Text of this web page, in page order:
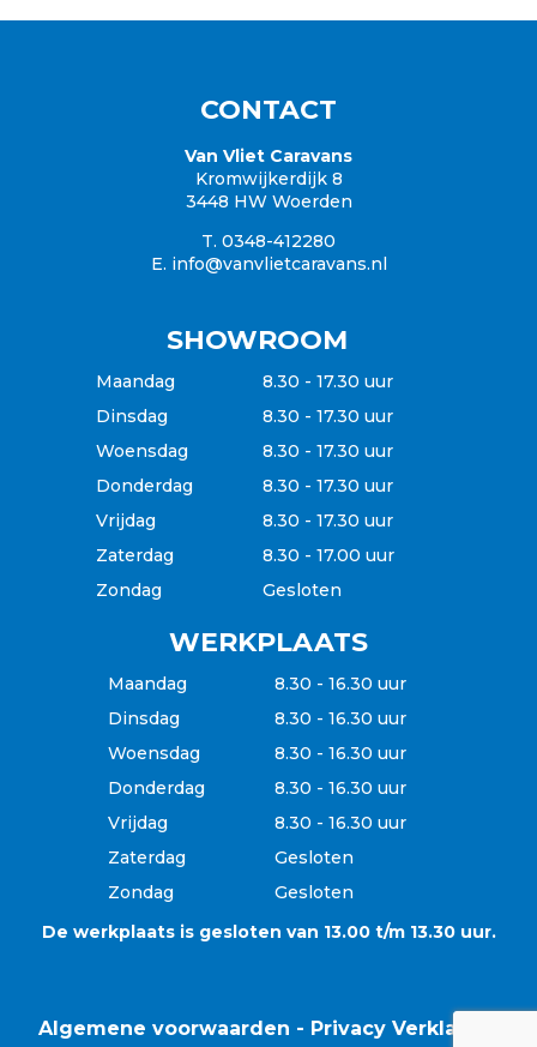
Bovag gaskeuring
Reparaties
Accessoires
Tempo 100
Vochtmeting
Schade reparatie
Afspraak maken
Onderdelen bestellen
CONTACT
Van Vliet Caravans
Kromwijkerdijk 8
3448 HW Woerden
T. 0348-412280
E. info@vanvlietcaravans.nl
SHOWROOM
Maandag
8.30 - 17.30 uur
Dinsdag
8.30 - 17.30 uur
Woensdag
8.30 - 17.30 uur
Donderdag
8.30 - 17.30 uur
Vrijdag
8.30 - 17.30 uur
Zaterdag
8.30 - 17.00 uur
Zondag
Gesloten
WERKPLAATS
Maandag
8.30 - 16.30 uur
Dinsdag
8.30 - 16.30 uur
Woensdag
8.30 - 16.30 uur
Donderdag
8.30 - 16.30 uur
Vrijdag
8.30 - 16.30 uur
Zaterdag
Gesloten
Zondag
Gesloten
De werkplaats is gesloten van 13.00 t/m 13.30 uur.
Algemene voorwaarden - Privacy Verklaring